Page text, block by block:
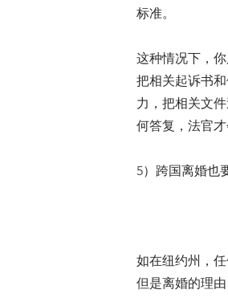
标准。
这种情况下，
把相关起诉书
力，把相关文
何答复，法官才
5）跨国离婚也
如在纽约州，
但是离婚的理